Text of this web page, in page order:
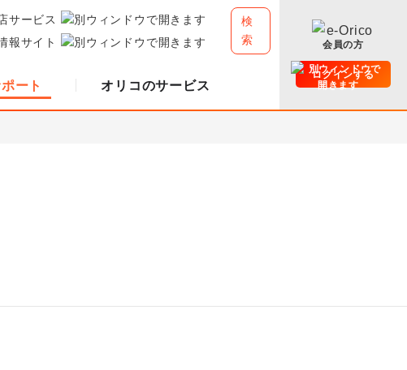
サービス
報サイト
検
索
ート オリコのサービス
会員の方
ログインする